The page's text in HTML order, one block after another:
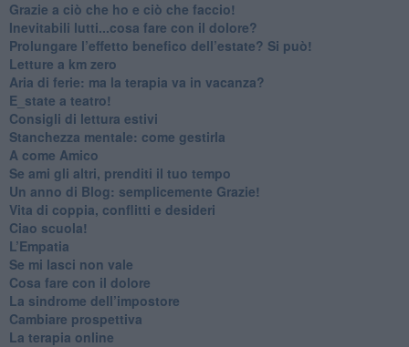
​Grazie a ciò che ho e ciò che faccio!
​Inevitabili lutti...cosa fare con il dolore?
Prolungare l’effetto benefico dell’estate? Si può!
​Letture a km zero
​Aria di ferie: ma la terapia va in vacanza?
​E_state a teatro!
​Consigli di lettura estivi
​Stanchezza mentale: come gestirla
​A come Amico
​Se ami gli altri, prenditi il tuo tempo
​Un anno di Blog: semplicemente Grazie!
​Vita di coppia, conflitti e desideri
​Ciao scuola!
​L’Empatia
​Se mi lasci non vale
Cosa fare con il dolore
​La sindrome dell’impostore
​Cambiare prospettiva
La terapia online